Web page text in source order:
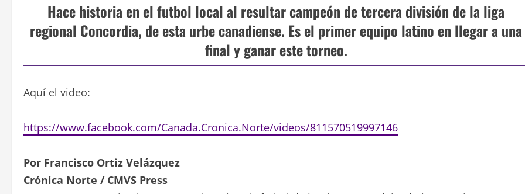
Hace historia en el futbol local al resultar campeón de tercera división de la liga
regional Concordia, de esta urbe canadiense. Es el primer equipo latino en llegar a una
final y ganar este torneo.
Aquí el video:
https://www.facebook.com/Canada.Cronica.Norte/videos/811570519997146
Por Francisco Ortiz Velázquez
Crónica Norte / CMVS Press